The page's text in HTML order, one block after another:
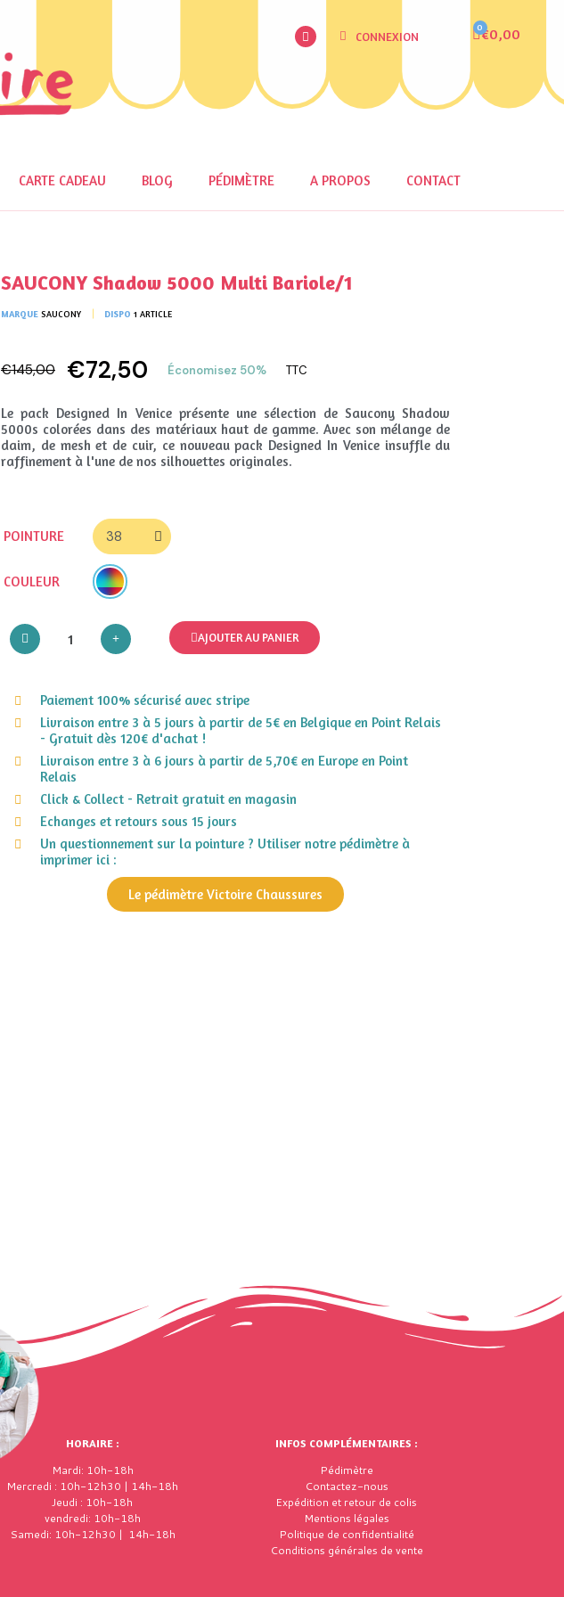
CONNEXION €0,00
CARTE CADEAU BLOG PÉDIMÈTRE A PROPOS CONTACT
SAUCONY Shadow 5000 Multi Bariole/1
MARQUE SAUCONY DISPO 1 ARTICLE
€145,00 €72,50 Économisez 50% TTC
Le pack Designed In Venice présente une sélection de Saucony Shadow
5000s colorées dans des matériaux haut de gamme. Avec son mélange de
daim, de mesh et de cuir, ce nouveau pack Designed In Venice insuffle du
raffinement à l'une de nos silhouettes originales.
POINTURE
COULEUR
AJOUTER AU PANIER
Paiement 100% sécurisé avec stripe
Livraison entre 3 à 5 jours à partir de 5€ en Belgique en Point Relais
- Gratuit dès 120€ d'achat !
Livraison entre 3 à 6 jours à partir de 5,70€ en Europe en Point
Relais
Click & Collect - Retrait gratuit en magasin
Echanges et retours sous 15 jours
Un questionnement sur la pointure ? Utiliser notre pédimètre à
imprimer ici :
Le pédimètre Victoire Chaussures
HORAIRE :
Mardi: 10h-18h
Mercredi : 10h-12h30 | 14h-18h
Jeudi : 10h-18h
vendredi: 10h-18h
Samedi: 10h-12h30 | 14h-18h
INFOS COMPLÉMENTAIRES :
Pédimètre
Contactez-nous
Expédition et retour de colis
Mentions légales
Politique de confidentialité
Conditions générales de vente